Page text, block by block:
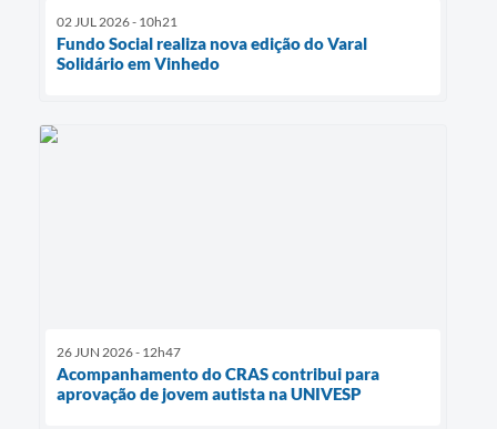
02 JUL 2026 - 10h21
Fundo Social realiza nova edição do Varal
Solidário em Vinhedo
26 JUN 2026 - 12h47
Acompanhamento do CRAS contribui para
aprovação de jovem autista na UNIVESP